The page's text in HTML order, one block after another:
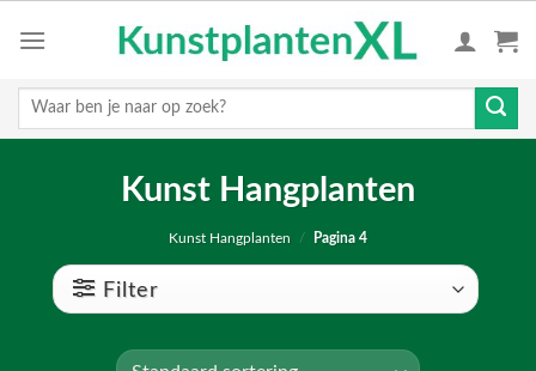
Zoeken
Kunst Hangplanten
Kunst Hangplanten / Pagina 4
Filter